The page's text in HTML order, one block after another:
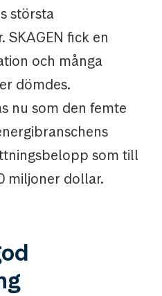
största
fick en
och många
dömdes.
nu som den femte
som till
miljoner dollar.